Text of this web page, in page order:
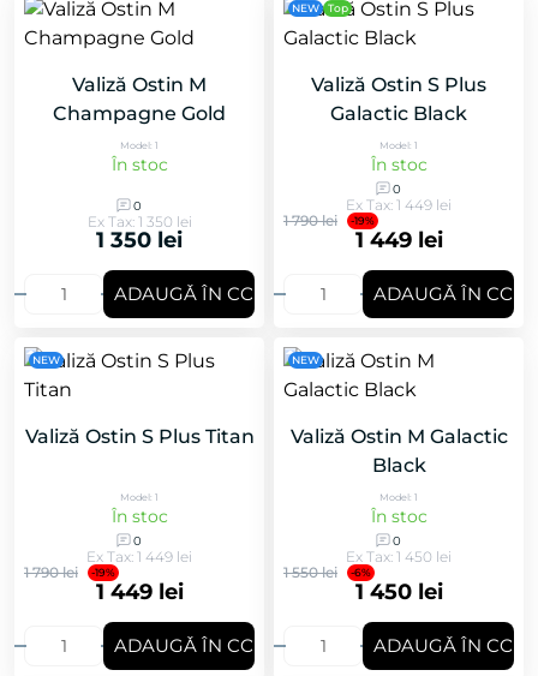
Valiză Ostin M
Champagne Gold
Model: 1
În stoc
0
Ex Tax: 1 350 lei
1 350 lei
ADAUGǍ ÎN COȘ
NEW Top
Valiză Ostin S Plus
Galactic Black
Model: 1
În stoc
0
Ex Tax: 1 449 lei
1 790 lei
-19%
1 449 lei
ADAUGǍ ÎN COȘ
NEW
Valiză Ostin S Plus Titan
Model: 1
În stoc
0
Ex Tax: 1 449 lei
1 790 lei
-19%
1 449 lei
ADAUGǍ ÎN COȘ
NEW
Valiză Ostin M Galactic
Black
Model: 1
În stoc
0
Ex Tax: 1 450 lei
1 550 lei
-6%
1 450 lei
ADAUGǍ ÎN COȘ